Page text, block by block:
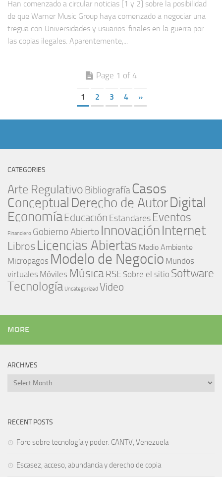
Han comenzado a circular noticias [1 y 2] sobre la posibilidad
de que Warner Music Group haya comenzado a negociar una
tregua con Universidades y usuarios-finales en la guerra por
las copias ilegales. Aparentemente,...
Page 1 of 4
1 2 3 4 »
CATEGORIES
Arte Regulativo BibliografíaCasos
Conceptual Derecho de AutorDigital
Economía Educación Estandares Eventos
Financiero Gobierno Abierto InnovaciónInternet
Libros Licencias Abiertas Medio Ambiente
Micropagos Modelo de Negocio Mundos
virtuales Móviles MúsicaRSE Sobre el sitio Software
Tecnología Uncategorized Video
MORE
ARCHIVES
Archives
RECENT POSTS
Foro sobre tecnología y poder: CANTV, Venezuela
Escasez, acceso, abundancia y derecho de copia